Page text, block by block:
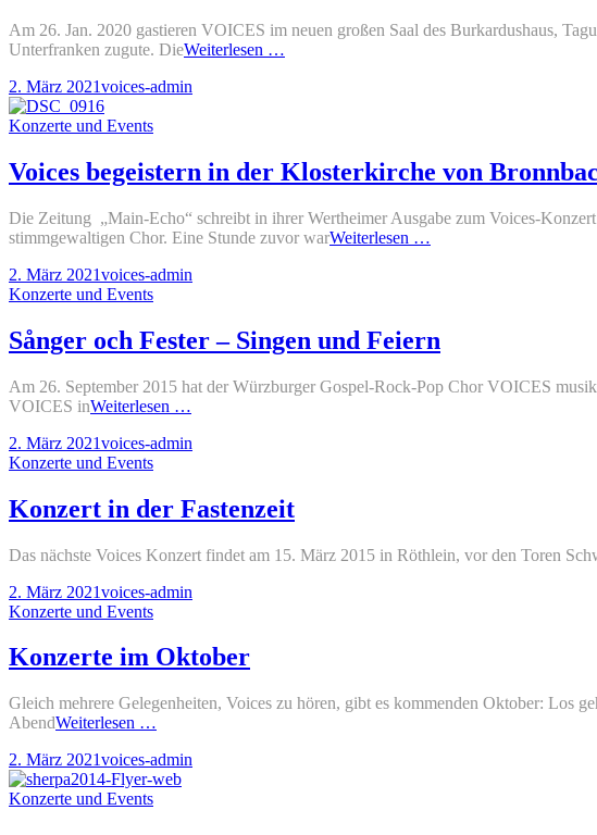
Am 26. Jan. 2020 gastieren VOICES im neuen großen Saal des Burkardushaus,
Unterfranken zugute. DieWeiterlesen …
Posted-
on
2. März 2021By
line
Byline
voices-admin
Cat
Konzerte und Events
Voices begeistern in der Klosterkirche von
Die Zeitung „Main-Echo“ schreibt in ihrer Wertheimer Ausgabe zum Voices-
stimmgewaltigen Chor. Eine Stunde zuvor warWeiterlesen …
von
Bronnbach
Rückblick
Posted-
on
2. März 2021By
line
Byline
voices-admin
Cat
Konzerte und Events
Sånger och Fester – Singen und Feiern
Am 26. September 2015 hat der Würzburger Gospel-Rock-Pop Chor VOICES
VOICES inWeiterlesen …
Fester
und
Feiern
Posted-
on
2. März 2021By
line
Byline
voices-admin
Cat
Konzerte und Events
Konzert in der Fastenzeit
Das nächste Voices Konzert findet am 15. März 2015 in Röthlein, vor den Toren
Posted-
on
2. März 2021By
line
Byline
voices-admin
Cat
Konzerte und Events
Konzerte im Oktober
Gleich mehrere Gelegenheiten, Voices zu hören, gibt es kommenden Oktober: Los
AbendWeiterlesen …
Oktober
Posted-
on
2. März 2021By
line
Byline
voices-admin
Cat
Konzerte und Events